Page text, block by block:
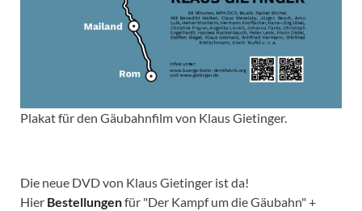
Plakat für den Gäubahnfilm von Klaus Gietinger.
Die neue DVD von Klaus Gietinger ist da!
Hier Bestellungenfür "Der Kampf um die Gäubahn" +